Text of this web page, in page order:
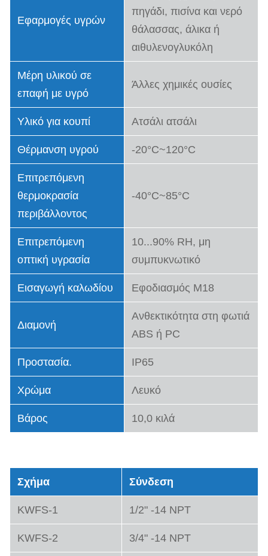
Εφαρμογές υγρών
πηγάδι, πισίνα και νερό
θάλασσας, άλικα ή
αιθυλενογλυκόλη
Μέρη υλικού σε
επαφή με υγρό
Άλλες χημικές ουσίες
Υλικό για κουπί Ατσάλι ατσάλι
Θέρμανση υγρού -20°C~120°C
Επιτρεπόμενη
θερμοκρασία
περιβάλλοντος
-40°C~85°C
Επιτρεπόμενη
οπτική υγρασία
10...90% RH, μη
συμπυκνωτικό
Εισαγωγή καλωδίου Εφοδιασμός M18
Διαμονή
Ανθεκτικότητα στη φωτιά
ABS ή PC
Προστασία. IP65
Χρώμα Λευκό
Βάρος 10,0 κιλά
Σχήμα Σύνδεση
KWFS-1 1/2" -14 NPT
KWFS-2 3/4" -14 NPT